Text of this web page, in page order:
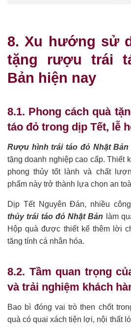
8. Xu hướng sử
tặng rượu trái
Bản hiện nay
8.1. Phong cách quà
táo đỏ trong dịp Tết, lễ
Rượu hình trái táo đỏ Nhật Bản
tặng doanh nghiệp cao cấp. Thiết
phong thủy tốt lành và chất
phẩm này trở thành lựa chọn an
Dịp Tết Nguyên Đán, nhiều
thủy trái táo đỏ Nhật Bản làm
Hộp quà được thiết kế thêm lời
tăng tính cá nhân hóa.
8.2. Tầm quan trọng
và trải nghiệm khách
Bao bì đóng vai trò then chốt
quà có quai xách tiện lợi, nội thất